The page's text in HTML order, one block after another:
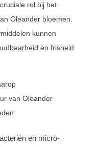
rol bij het
Oleander bloemen.
kunnen
en frisheid
van Oleander
en micro-